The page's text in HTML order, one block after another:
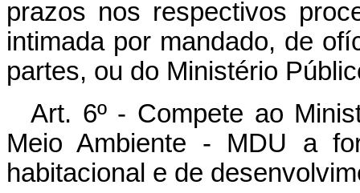
prazos nos respectivos
intimada por mandado, de
partes, ou do Ministério
Art. 6º - Compete ao
Meio Ambiente - MDU a
habitacional e de